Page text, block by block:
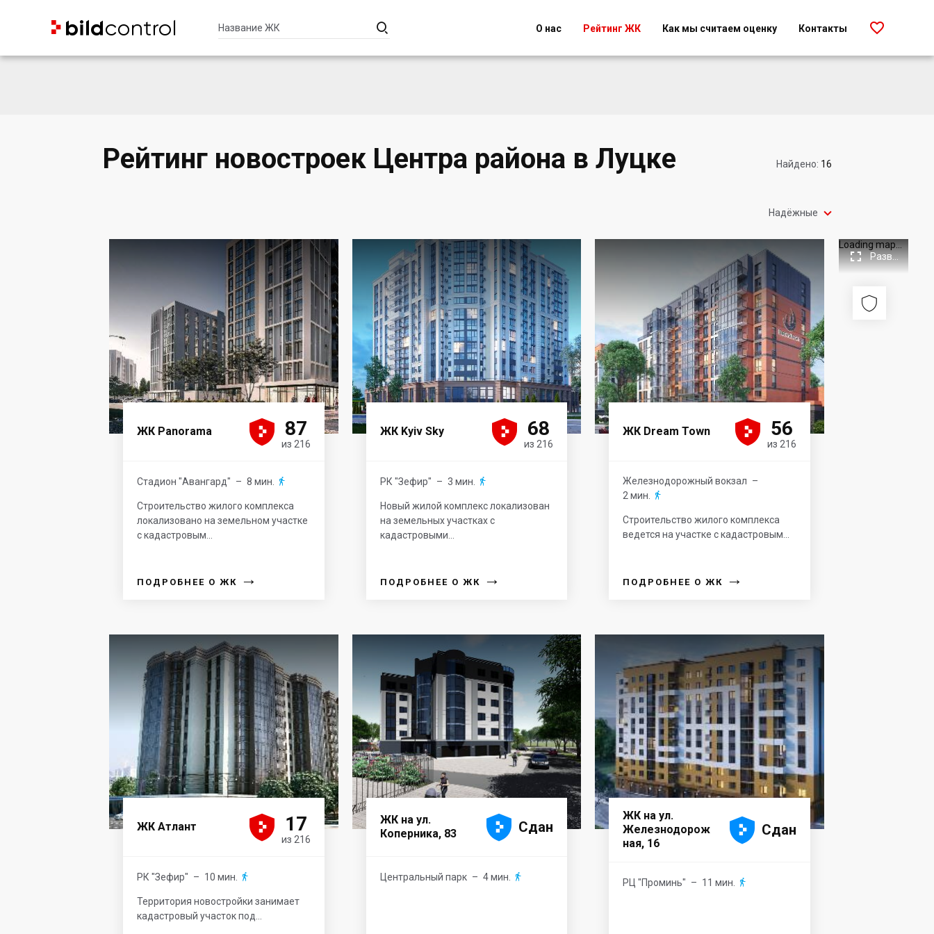
   О нас Рейтинг ЖК Как мы считаем оценку Контакты 
Рейтинг новостроек Центра района в Луцке Найдено: 16
Надёжные 
ЖК Panorama 



 87
из 216
Стадион "Авангард" – 8 мин. 
Строительство жилого комплекса
локализовано на земельном участке
с кадастровым...
ПОДРОБНЕЕ О ЖК →
ЖК Kyiv Sky 



 68
из 216
РК "Зефир" – 3 мин. 
Новый жилой комплекс локализован
на земельных участках с
кадастровыми...
ПОДРОБНЕЕ О ЖК →
ЖК Dream Town 



 56
из 216
Железнодорожный вокзал –
2 мин.

Строительство жилого комплекса
ведется на участке с кадастровым...
ПОДРОБНЕЕ О ЖК →
ЖК Атлант 



 17
из 216
РК "Зефир" – 10 мин. 
Территория новостройки занимает
кадастровый участок под...
ЖК на ул.
Коперника, 83




 Сдан
Центральный парк– 4 мин. 
ЖК на ул.
Железнодорож
ная, 16




 Сдан
РЦ "Проминь" – 11 мин. 
Loading map...
 Развернуть

